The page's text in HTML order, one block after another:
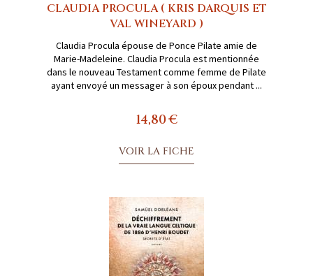
CLAUDIA PROCULA ( KRIS DARQUIS ET
VAL WINEYARD )
Claudia Procula épouse de Ponce Pilate amie de
Marie-Madeleine. Claudia Procula est mentionnée
dans le nouveau Testament comme femme de Pilate
ayant envoyé un messager à son époux pendant ...
14,80 €
VOIR LA FICHE